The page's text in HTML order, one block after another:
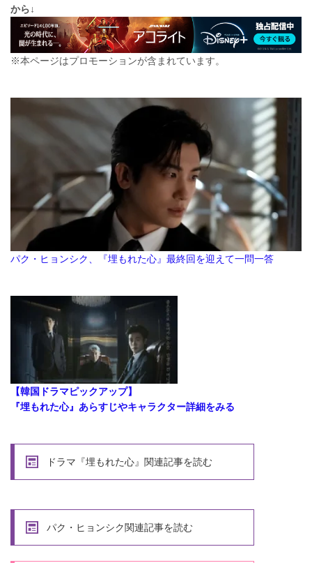
から↓
※本ページはプロモーションが含まれています。
パク・ヒョンシク、『埋もれた心』最終回を迎えて一問一答
【韓国ドラマピックアップ】
『埋もれた心』あらすじやキャラクター詳細をみる
ドラマ『埋もれた心』関連記事を読む
パク・ヒョンシク関連記事を読む